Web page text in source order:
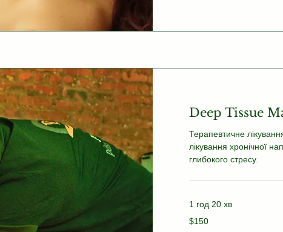
Deep Tissue
Терапевтичне
лікування хронічної
глибокого стресу.
1 год 20 хв
US
$150